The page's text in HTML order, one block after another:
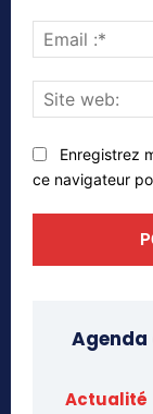
Enregistrez
ce navigateur
Agenda
Actualité